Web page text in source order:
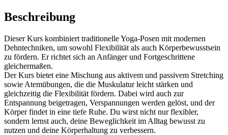
Beschreibung
Dieser Kurs kombiniert traditionelle Yoga-Posen mit modernen
Dehntechniken, um sowohl Flexibilität als auch Körperbewusstsein
zu fördern. Er richtet sich an Anfänger und Fortgeschrittene
gleichermaßen.
Der Kurs bietet eine Mischung aus aktivem und passivem Stretching
sowie Atemübungen, die die Muskulatur leicht stärken und
gleichzeitig die Flexibilität fördern. Dabei wird auch zur
Entspannung beigetragen, Verspannungen werden gelöst, und der
Körper findet in eine tiefe Ruhe. Du wirst nicht nur flexibler,
sondern lernst auch, deine Beweglichkeit im Alltag bewusst zu
nutzen und deine Körperhaltung zu verbessern.